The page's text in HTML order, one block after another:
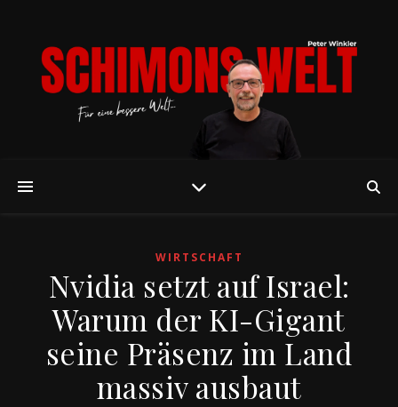
WIRTSCHAFT
Nvidia setzt auf Israel:
Warum der KI-Gigant
seine Präsenz im Land
massiv ausbaut